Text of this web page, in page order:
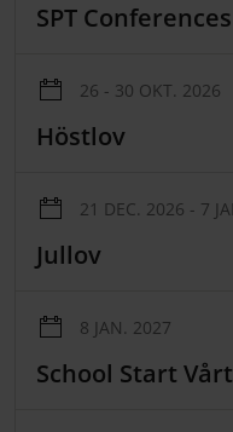
SPT Conferences
26 - 30 OKT. 2026
Höstlov
21 DEC. 2026 - 7
Jullov
8 JAN. 2027
School Start